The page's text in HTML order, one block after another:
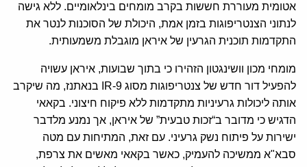
אטומית מעוררת חששות בקרב מומחים בינלאומיים. ללא גישה
לנתוני הצנטריפוגות בזמן אמת, היכולת של הסוכנות לנטר את
התקדמות תוכנית הגרעין של איראן מוגבלת משמעותית.
מומחי מכון וושינגטון הזהירו כי בתוך שבועות, איראן עשויה
להפעיל דור חדש של צנטריפוגות מסוג IR-9 בנאתנז, מה שיקרב
אותה ליכולות גרעיניות מתקדמות ללא פיקוח חיצוני. בקאאי
הדגיש כי מדובר ב“זכות טבעית” של איראן, אך נמנע מלדבר
ישירות על פיתוח נשק גרעיני. עם זאת, המתיחות עם מטה
סבא"א ממשיכה להעמיק, כאשר בקאאי מאשים את צרפת,